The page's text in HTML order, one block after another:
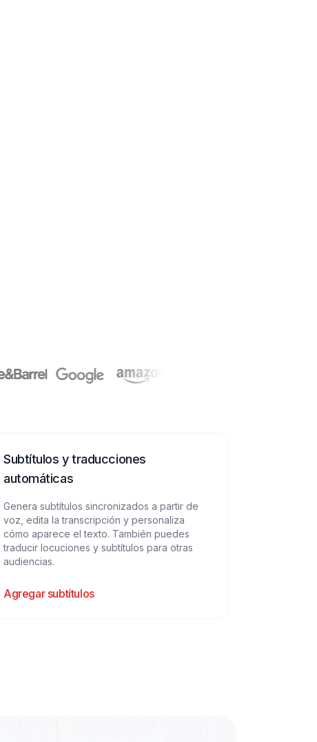
Subtítulos y traducciones
automáticas
Genera subtítulos sincronizados a partir de
voz, edita la transcripción y personaliza
cómo aparece el texto. También puedes
traducir locuciones y subtítulos para otras
audiencias.
Agregar subtítulos